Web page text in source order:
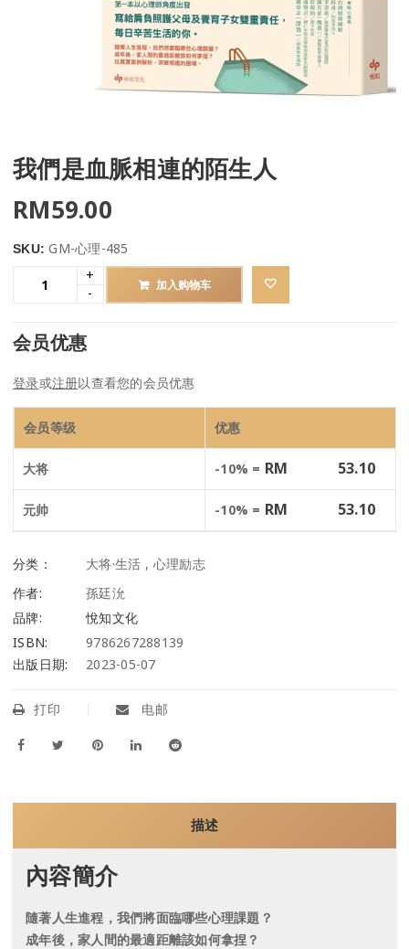
我們是血脈相連的陌生人
RM59.00
SKU:GM-心理-485
加入购物车
会员优惠
登录或注册以查看您的会员优惠
会员等级 优惠
大将 -10% = RM 53.10
元帅 -10% = RM 53.10
分类： 大将·生活 , 心理励志
作者:
孫廷沇
品牌:
悅知文化
ISBN:
9786267288139
出版日期:
2023-05-07
打印 电邮
描述
內容簡介
隨著人生進程，我們將面臨哪些心理課題？
成年後，家人間的最適距離該如何拿捏？